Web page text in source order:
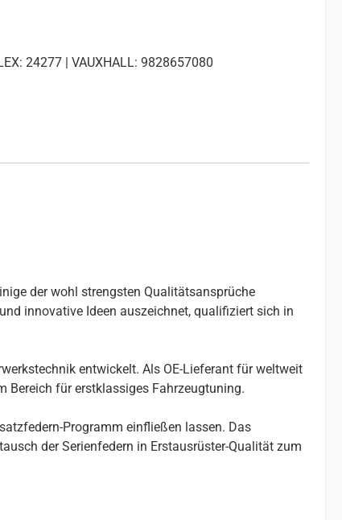
24277 | VAUXHALL: 9828657080
der wohl strengsten Qualitätsansprüche
innovative Ideen auszeichnet, qualifiziert sich in
entwickelt. Als OE-Lieferant für weltweit
Bereich für erstklassiges Fahrzeugtuning.
Programm einfließen lassen. Das
der Serienfedern in Erstausrüster-Qualität zum